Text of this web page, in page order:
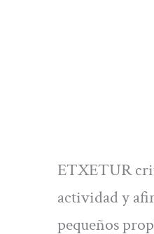
ETXETUR
actividad y
pequeños